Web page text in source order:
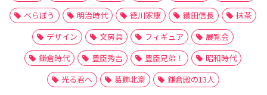
べらぼう
明治時代 徳川家康 織田信長
抹茶
デザイン
文房具 フィギュア
展覧会
鎌倉時代
豊臣秀吉 豊臣兄弟！
昭和時代
光る君へ
葛飾北斎 鎌倉殿の13人